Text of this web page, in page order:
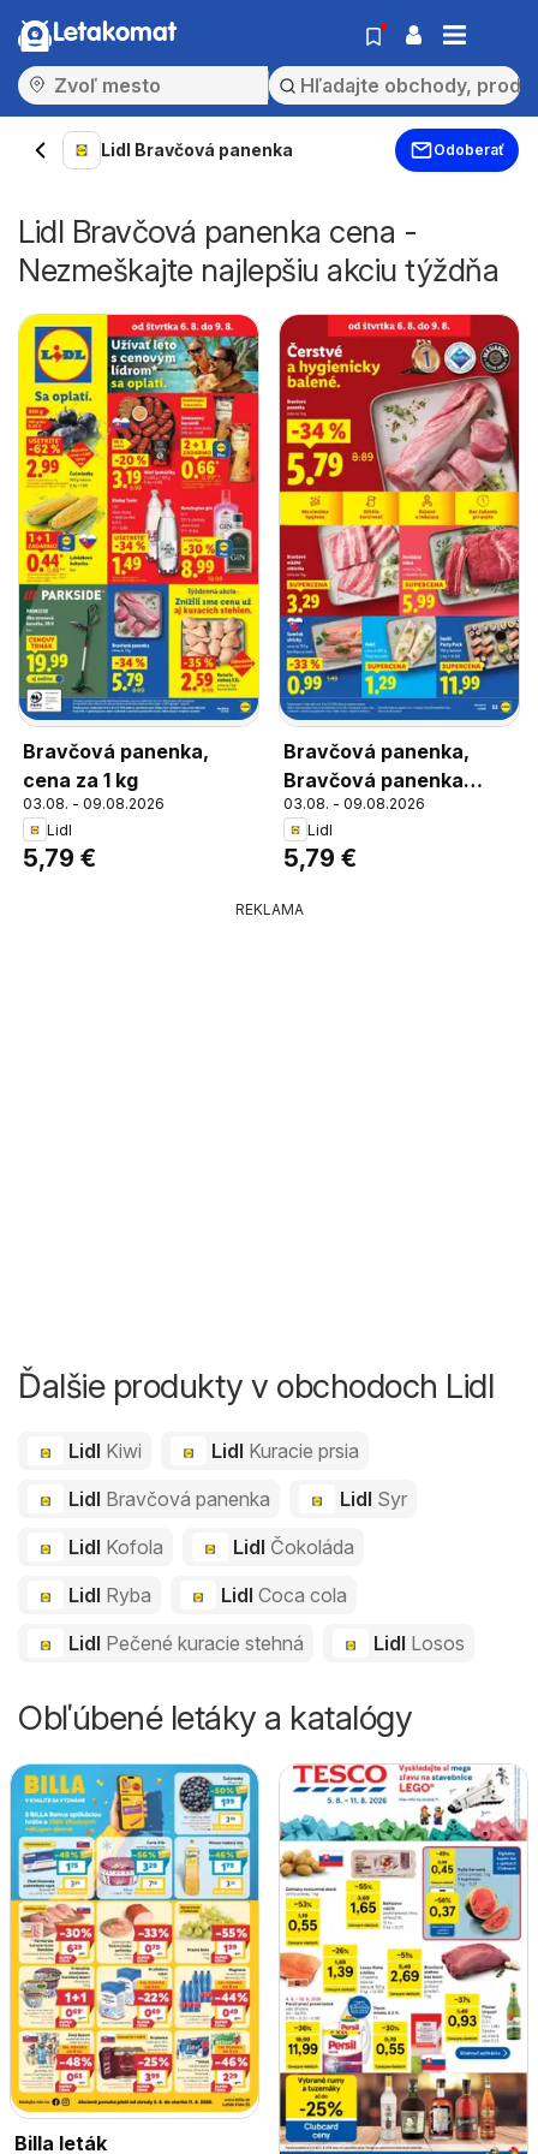
Letakomat
Lidl Bravčová panenka Odoberať
Lidl Bravčová panenka cena -
Nezmeškajte najlepšiu akciu týždňa
Bravčová panenka,
cena za 1 kg
03.08. - 09.08.2026
Lidl
5,79 €
Bravčová panenka,
Bravčová panenka
cena za 1 kg
03.08. - 09.08.2026
Lidl
5,79 €
REKLAMA
Ďalšie produkty v obchodoch Lidl
Lidl Kiwi Lidl Kuracie prsia
Lidl Bravčová panenka Lidl Syr
Lidl Kofola Lidl Čokoláda
Lidl Ryba Lidl Coca cola
Lidl Pečené kuracie stehná Lidl Losos
Obľúbené letáky a katalógy
Billa leták